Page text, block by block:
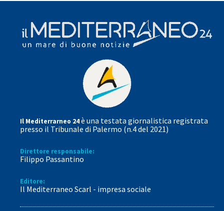
Il Mediterrarneo 24è una testata giornalistica registrata
presso il Tribunale di Palermo (n.4 del 2021)
Direttore responsabile:
Filippo Passantino
Editore:
Il Mediterraneo Scarl - impresa sociale